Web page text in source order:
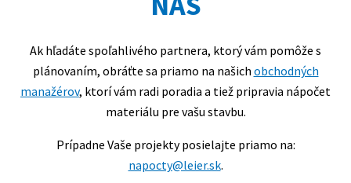
Ak hľadáte spoľahlivého partnera, ktorý vám pomôže s
plánovaním, obráťte sa priamo na našich obchodných
manažérov, ktorí vám radi poradia a tiež pripravia nápočet
materiálu pre vašu stavbu.
Prípadne Vaše projekty posielajte priamo na:
napocty@leier.sk.